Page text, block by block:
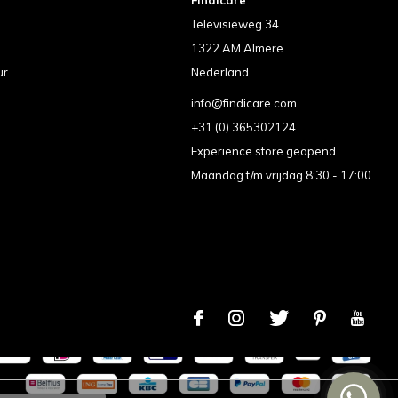
Televisieweg 34
1322 AM Almere
Nederland
info@findicare.com
+31 (0) 365302124
Experience store geopend
Maandag t/m vrijdag 8:30 - 17:00